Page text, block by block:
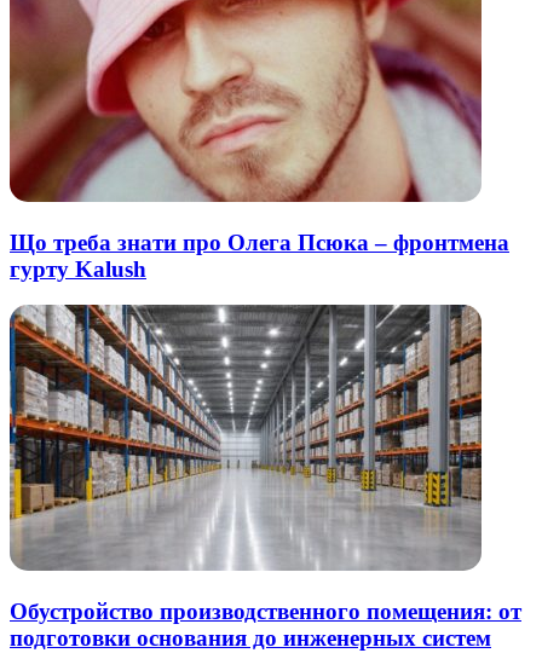
Що треба знати про Олега Псюка – фронтмена
гурту Kalush
Обустройство производственного помещения: от
подготовки основания до инженерных систем